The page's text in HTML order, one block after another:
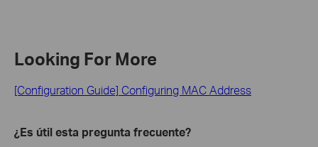
Looking For More
[Configuration Guide] Configuring MAC Address
¿Es útil esta pregunta frecuente?